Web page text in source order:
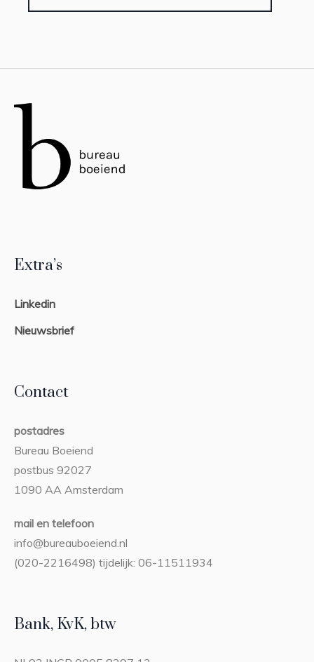
Extra’s
Linkedin
Nieuwsbrief
Contact
postadres
Bureau Boeiend
postbus 92027
1090 AA Amsterdam
mail en telefoon
info@bureauboeiend.nl
(020-2216498) tijdelijk: 06-11511934
Bank, KvK, btw